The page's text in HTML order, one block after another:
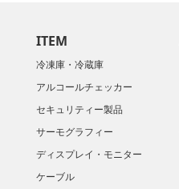
ITEM
冷凍庫・冷蔵庫
アルコールチェッカー
セキュリティー製品
サーモグラフィー
ディスプレイ・モニター
ケーブル